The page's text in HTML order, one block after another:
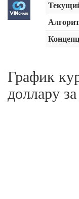
График
доллару за